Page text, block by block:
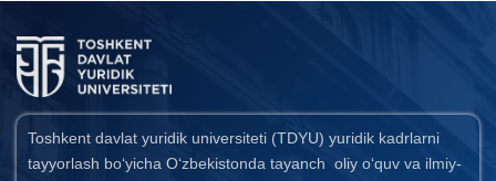
Toshkent davlat yuridik universiteti (TDYU) yuridik kadrlarni
tayyorlash bo‘yicha O‘zbekistonda tayanch oliy o‘quv va ilmiy-